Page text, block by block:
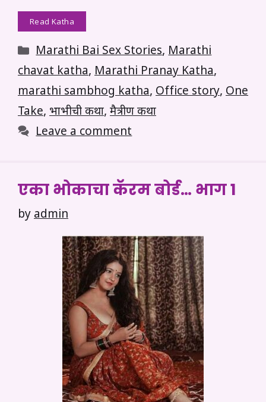
Read Katha
Categories
Marathi Bai Sex Stories,Marathi
chavat katha, Marathi Pranay Katha,
marathi sambhog katha, Office story, One
Take, भाभीची कथा, मैत्रीण कथा
Leave a comment
एका भोकाचा कॅरम बोर्ड… भाग 1
by admin